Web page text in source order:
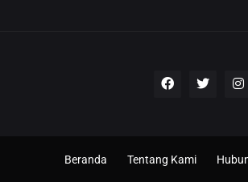
Beranda Tentang Kami